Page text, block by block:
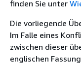
finden Sie unter
Die vorliegende
Im Falle eines
zwischen dieser
englischen